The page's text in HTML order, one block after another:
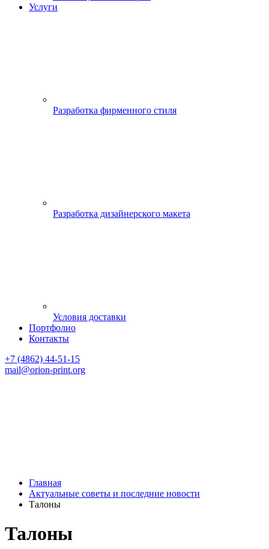
Услуги
Разработка фирменного стиля
Разработка дизайнерского макета
Условия доставки
Портфолио
Контакты
+7 (4862) 44-51-15
mail@orion-print.org
Главная
Актуальные советы и последние новости
Талоны
Талоны